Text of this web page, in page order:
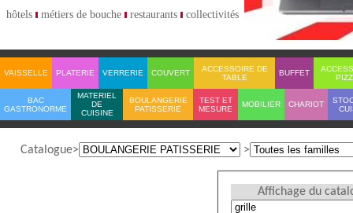
hôtels métiers de bouche restaurants collectivités
VAISSELLE PLATERIE VERRERIE COUVERT
ACCESSOIRE DE
TABLE
BUFFET
BAC
GASTRONORME
MATERIEL
DE
CUISINE
BOULANGERIE
PATISSERIE
TEST ET
MESURE
MOBILIER CHARIOT
Catalogue
Affichage du